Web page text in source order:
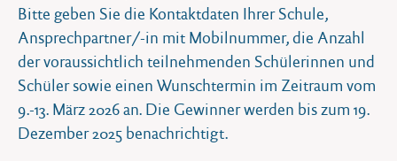
Bitte geben Sie die Kontaktdaten Ihrer Schule,
Ansprechpartner/-in mit Mobilnummer, die Anzahl
der voraussichtlich teilnehmenden Schülerinnen und
Schüler sowie einen Wunschtermin im Zeitraum vom
9.-13. März 2026 an. Die Gewinner werden bis zum 19.
Dezember 2025 benachrichtigt.